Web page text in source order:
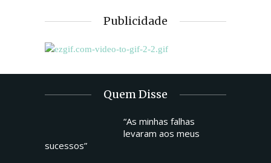
Publicidade
Quem Disse
“As minhas falhas
levaram aos meus
sucessos”